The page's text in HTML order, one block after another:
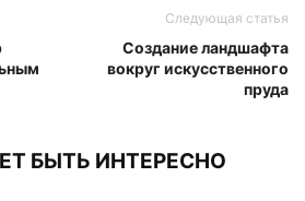
Следующая статья
Создание ландшафта
вокруг искусственного
пруда
БЫТЬ ИНТЕРЕСНО